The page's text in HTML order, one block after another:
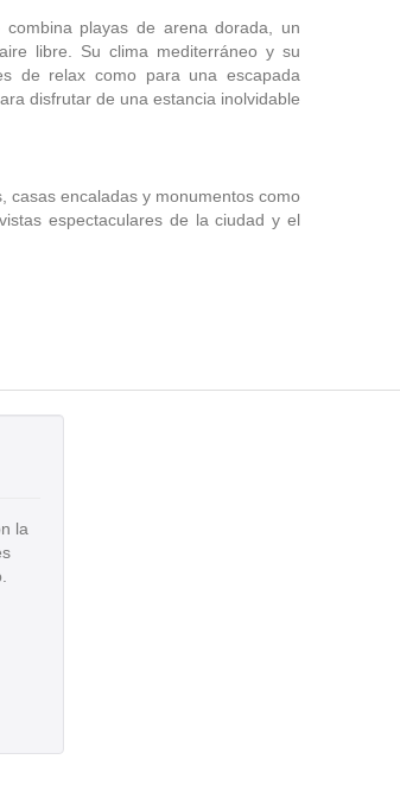
playas de arena dorada, un
libre. Su clima mediterráneo y su
de relax como para una escapada
disfrutar de una estancia inolvidable
casas encaladas y monumentos como
espectaculares de la ciudad y el
la